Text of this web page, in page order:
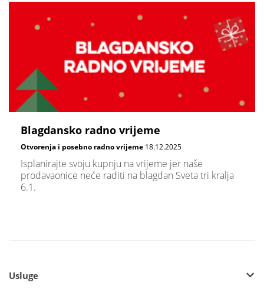
Blagdansko radno vrijeme
Otvorenja i posebno radno vrijeme 18.12.2025
Isplanirajte svoju kupnju na vrijeme jer naše
prodavaonice neće raditi na blagdan Sveta tri kralja
6.1.
Usluge